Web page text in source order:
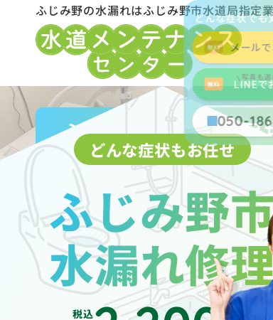
ふじみ野の水漏れはふじみ野市水道局指定
ふじみ野市水道局
どんな症状もお任せ
ふじみ野
水漏れ修
税込
どんな症状でも
メール
写真も送
LINEで
050-